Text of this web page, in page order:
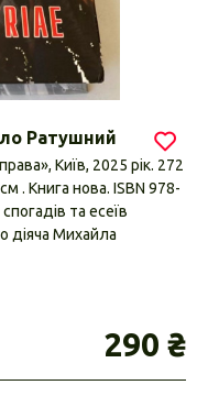
Ратушний
Київ, 2025 рік. 272
. Книга нова. ISBN 978-
та есеїв
діяча Михайла
290 ₴